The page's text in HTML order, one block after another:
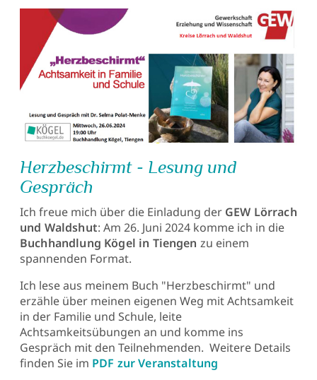
Herzbeschirmt - Lesung und
Gespräch
Ich freue mich über die Einladung der GEW Lörrach
und Waldshut: Am 26. Juni 2024 komme ich in die
Buchhandlung Kögel in Tiengen zu einem
spannenden Format.
Ich lese aus meinem Buch "Herzbeschirmt" und
erzähle über meinen eigenen Weg mit Achtsamkeit
in der Familie und Schule, leite
Achtsamkeitsübungen an und komme ins
Gespräch mit den Teilnehmenden. Weitere Details
finden Sie im PDF zur Veranstaltung